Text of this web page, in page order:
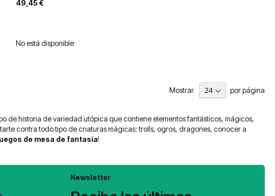
49,45 €
No está disponible
Mostrar por página
de historia de variedad utópica que contiene elementos fantásticos, mágicos,
contra todo tipo de criaturas mágicas: trolls, ogros, dragones, conocer a
de mesa de fantasía!
Newsletter